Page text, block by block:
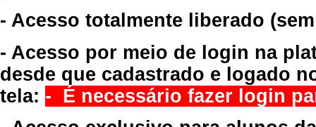
- Acesso totalmente liberado
- Acesso por meio de login na
desde que cadastrado e logado
tela: - É necessário fazer login